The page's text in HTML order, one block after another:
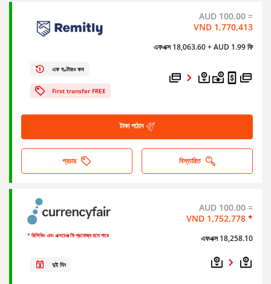
AUD 100.00 =
VND 1,770,413
এফএক্স 18,063.60+ AUD 1.99 ফি
এক ঘণ্টারও কম
First transfer FREE
টাকা পাঠান
প্রচার বিস্তারিত
* রিসিভিং এবং এক্সচেঞ্জ ফি প্রযোজ্য হতে পারে
AUD 100.00 =
VND 1,752,778 *
এফএক্স 18,258.10
দুই দিন